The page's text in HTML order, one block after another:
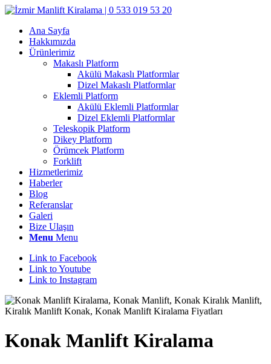
Ana Sayfa
Hakkımızda
Ürünlerimiz
Makaslı Platform
Akülü Makaslı Platformlar
Dizel Makaslı Platformlar
Eklemli Platform
Akülü Eklemli Platformlar
Dizel Eklemli Platformlar
Teleskopik Platform
Dikey Platform
Örümcek Platform
Forklift
Hizmetlerimiz
Haberler
Blog
Referanslar
Galeri
Bize Ulaşın
Menu Menu
Link to Facebook
Link to Youtube
Link to Instagram
Konak Manlift Kiralama